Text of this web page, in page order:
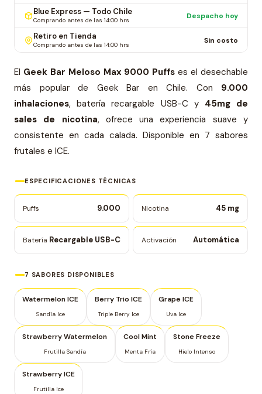
Blue Express — Todo Chile
Comprando antes de las 14:00 hrs Despacho hoy
Retiro en Tienda
Comprando antes de las 14:00 hrs Sin costo
El Geek Bar Meloso Max 9000 Puffs es el desechable
más popular de Geek Bar en Chile. Con 9.000
inhalaciones, batería recargable USB-C y 45mg de
sales de nicotina, ofrece una experiencia suave y
consistente en cada calada. Disponible en 7 sabores
frutales e ICE.
ESPECIFICACIONES TÉCNICAS
Puffs 9.000 Nicotina 45 mg
Batería Recargable USB-C Activación Automática
7 SABORES DISPONIBLES
Watermelon ICE
Sandía Ice
Berry Trio ICE
Triple Berry Ice
Grape ICE
Uva Ice
Strawberry Watermelon
Frutilla Sandía
Cool Mint
Menta Fría
Stone Freeze
Hielo Intenso
Strawberry ICE
Frutilla Ice